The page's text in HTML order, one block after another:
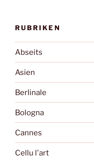
RUBRIKEN
Abseits
Asien
Berlinale
Bologna
Cannes
Cellu l'art